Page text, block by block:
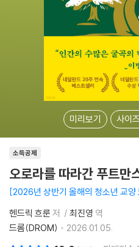
미리보기 사이
소득공제
오로라를 따라간 푸트만
2026년 상반기 올해의 청소년 교양
헨드릭 흐룬 저 최진영 역
드롬(DROM)
2026.01.05.